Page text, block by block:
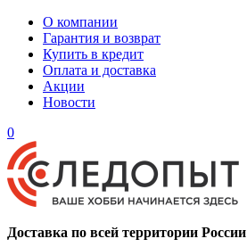
О компании
Гарантия и возврат
Купить в кредит
Оплата и доставка
Акции
Новости
0
Доставка по всей территории России